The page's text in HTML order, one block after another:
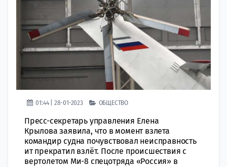
01:44 | 28-01-2023 ОБЩЕСТВО
Пресс-секретарь управления Елена
Крылова заявила, что в момент взлета
командир судна почувствовал неисправность
ит прекратил взлёт. После происшествия с
вертолетом Ми-8 спецотряда «Россия» в